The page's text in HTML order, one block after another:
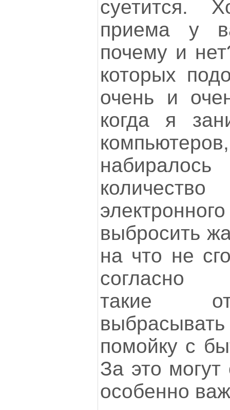
суетится.
приема у
почему и
которых
очень и
когда я
выбросить
на что не
согласно
такие
помойку с
За это
особенно